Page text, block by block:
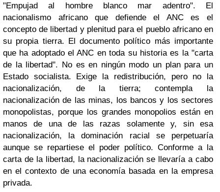
"Empujad al hombre blanco mar adentro". El
nacionalismo africano que defiende el ANC es el
concepto de libertad y plenitud para el pueblo africano en
su propia tierra. El documento político más importante
que ha adoptado el ANC en toda su historia es la "carta
de la libertad". No es en ningún modo un plan para un
Estado socialista. Exige la redistribución, pero no la
nacionalización, de la tierra; contempla la
nacionalización de las minas, los bancos y los sectores
monopolistas, porque los grandes monopolios están en
manos de una de las razas solamente y, sin esa
nacionalización, la dominación racial se perpetuaría
aunque se repartiese el poder político. Conforme a la
carta de la libertad, la nacionalización se llevaría a cabo
en el contexto de una economía basada en la empresa
privada.